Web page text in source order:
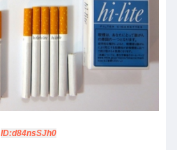
ID:d84nsSJh0